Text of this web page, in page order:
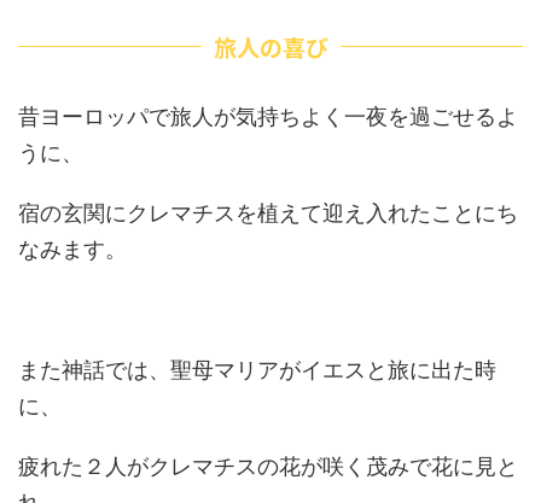
旅人の喜び
昔ヨーロッパで旅人が気持ちよく一夜を過ごせるよ
うに、
宿の玄関にクレマチスを植えて迎え入れたことにち
なみます。
また神話では、聖母マリアがイエスと旅に出た時
に、
疲れた２人がクレマチスの花が咲く茂みで花に見と